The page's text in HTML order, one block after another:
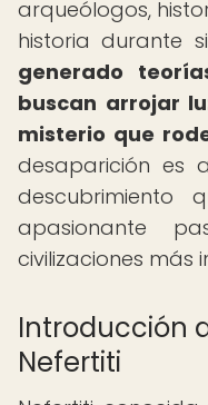
arqueólogos,
historia durante
generado
buscan arrojar
misterio que
desaparición es
descubrimiento
apasionante
civilizaciones más
Introducción
Nefertiti